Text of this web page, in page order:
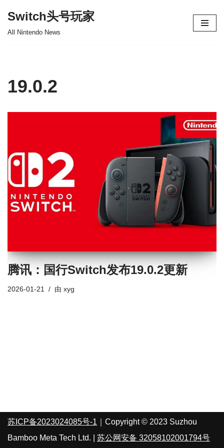
Switch头号玩家
All Nintendo News
19.0.2
腾讯：国行Switch发布19.0.2更新
2026-01-21 由 xyg
苏ICP备2023024085号-1 ｜Copyright © 2023 Suzhou
Bamboo Meta Tech Ltd. | 苏公网安备 32058102001794号